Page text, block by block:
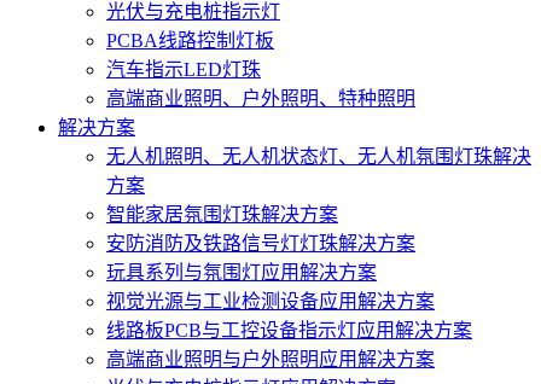
光伏与充电桩指示灯
PCBA线路控制灯板
汽车指示LED灯珠
高端商业照明、户外照明、特种照明
解决方案
无人机照明、无人机状态灯、无人机氛围灯珠解决
方案
智能家居氛围灯珠解决方案
安防消防及铁路信号灯灯珠解决方案
玩具系列与氛围灯应用解决方案
视觉光源与工业检测设备应用解决方案
线路板PCB与工控设备指示灯应用解决方案
高端商业照明与户外照明应用解决方案